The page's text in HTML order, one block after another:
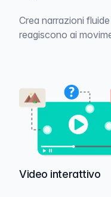
Crea narrazioni
reagiscono ai
Video interattivo